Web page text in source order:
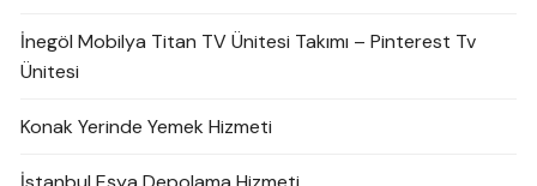
İnegöl Mobilya Titan TV Ünitesi Takımı – Pinterest Tv
Ünitesi
Konak Yerinde Yemek Hizmeti